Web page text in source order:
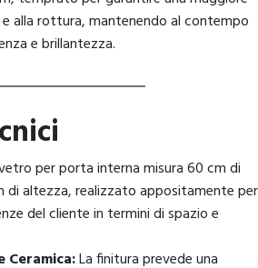
alla rottura, mantenendo al contempo
e brillantezza.
per porta interna misura 60 cm di
di altezza, realizzato appositamente per
del cliente in termini di spazio e
Ceramica:La finitura prevede una